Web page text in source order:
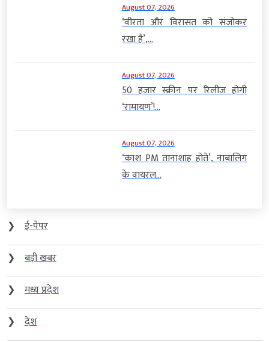
August 07, 2026
‘वीरता और विरासत को संजोकर
रखा है’,...
August 07, 2026
50 हजार स्क्रीन पर रिलीज होगी
‘रामायण’!...
August 07, 2026
‘काश PM तानाशाह होते’, नाबालिग
के वायरल...
❯
ई-पेपर
❯
बड़ी खबर
❯
मध्य प्रदेश
❯
देश